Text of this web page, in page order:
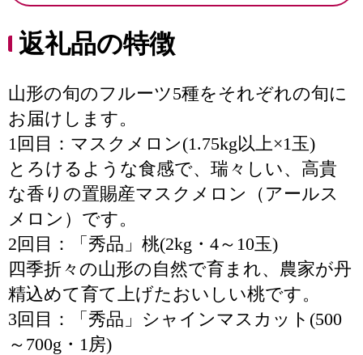
返礼品の特徴
山形の旬のフルーツ5種をそれぞれの旬に
お届けします。
1回目：マスクメロン(1.75kg以上×1玉)
とろけるような食感で、瑞々しい、高貴
な香りの置賜産マスクメロン（アールス
メロン）です。
2回目：「秀品」桃(2kg・4～10玉)
四季折々の山形の自然で育まれ、農家が丹
精込めて育て上げたおいしい桃です。
3回目：「秀品」シャインマスカット(500
～700g・1房)